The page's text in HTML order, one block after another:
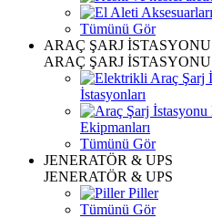
Tümünü Gör
ARAÇ ŞARJ İSTASYONU
ARAÇ ŞARJ İSTASYONU
İstasyonları
Ekipmanları
Tümünü Gör
JENERATÖR & UPS
JENERATÖR & UPS
Piller
Tümünü Gör